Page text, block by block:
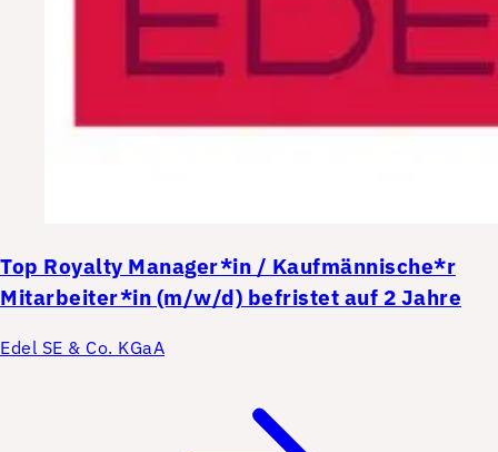
Top Royalty Manager*in / Kaufmännische*r
Mitarbeiter*in (m/w/d) befristet auf 2 Jahre
Edel SE & Co. KGaA